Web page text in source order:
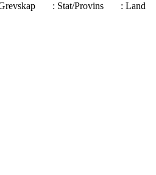
: Stat/Provins : Land